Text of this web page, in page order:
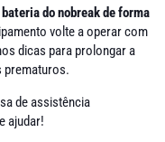
do nobreak de forma
volte a operar com
dicas para prolongar a
prematuros.
de assistência
ajudar!